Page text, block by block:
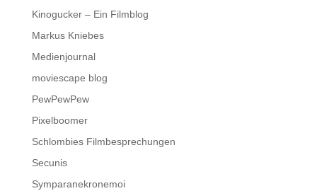
Kinogucker – Ein Filmblog
Markus Kniebes
Medienjournal
moviescape blog
PewPewPew
Pixelboomer
Schlombies Filmbesprechungen
Secunis
Symparanekronemoi